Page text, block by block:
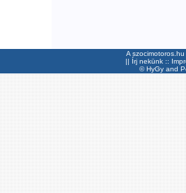
A
|| Írj nekünk ::
©HyGyand